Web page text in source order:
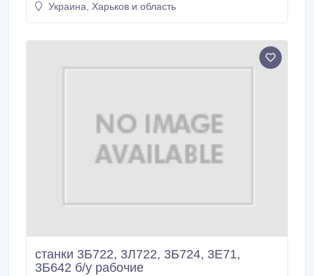
Украина, Харьков и область
станки 3Б722, 3Л722, 3Б724, 3Е71,
3Б642 б/у рабочие